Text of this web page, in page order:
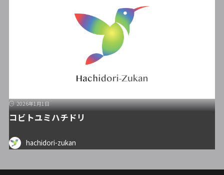
2026年1月1日
コビトユミハチドリ
hachidori-zukan